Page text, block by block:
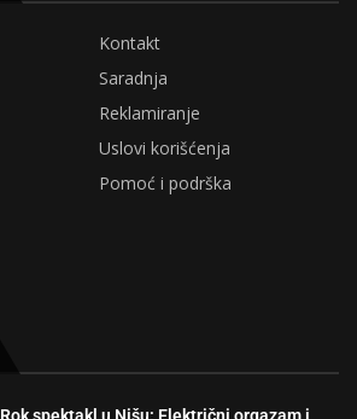
Kontakt
Saradnja
Reklamiranje
Uslovi korišćenja
Pomoć i podrška